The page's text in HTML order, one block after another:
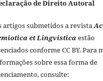
de Direito Autoral
artigos submetidos a revista
et Lingvistica estão
conforme CC BY. Para
sobre essa forma de
consulte: